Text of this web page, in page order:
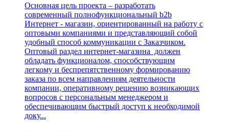
Основная цель проекта – разработать
современный полнофункциональный b2b
Интернет - магазин, ориентированный на работу с
оптовыми компаниями и представляющий собой
удобный способ коммуникации с Заказчиком.
Оптовый раздел интернет-магазина должен
обладать функционалом, способствующим
легкому и беспрепятственному формированию
заказа по всем направлениям деятельности
компании, оперативному решению возникающих
вопросов с персональным менеджером и
обеспечивающим быстрый доступ к необходимой
доку...